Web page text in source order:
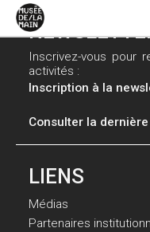
Inscrivez-vous pour
activités :
Inscription à la
Consulter la
LIENS
Médias
Partenaires